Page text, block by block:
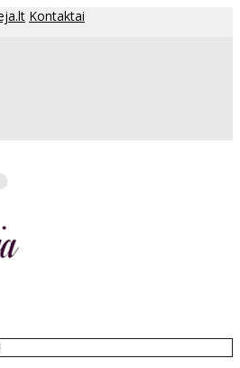
Kontaktai